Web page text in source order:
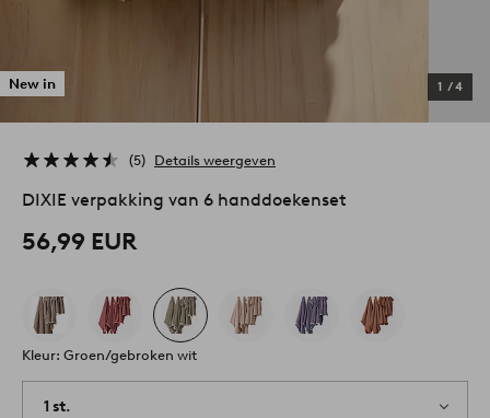
New in 1 /4
5 Details weergeven
DIXIE verpakking van 6 handdoekenset
56,99 EUR
Kleur: Groen/gebroken wit
1 st.